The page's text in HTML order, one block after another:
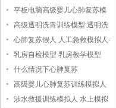
平板电脑高级婴儿心肺复苏模
拟人
高级透明洗胃训练模型 透明洗
胃模型
心肺复苏假人 人工急救模拟人-
-上海中弘科教公司
乳房自检模型 乳房教学模型
什么情况下心肺复苏
高级婴儿心肺复苏训练模拟人
（无线版），婴儿心肺复苏模
涉水救援训练模拟人 水上模拟